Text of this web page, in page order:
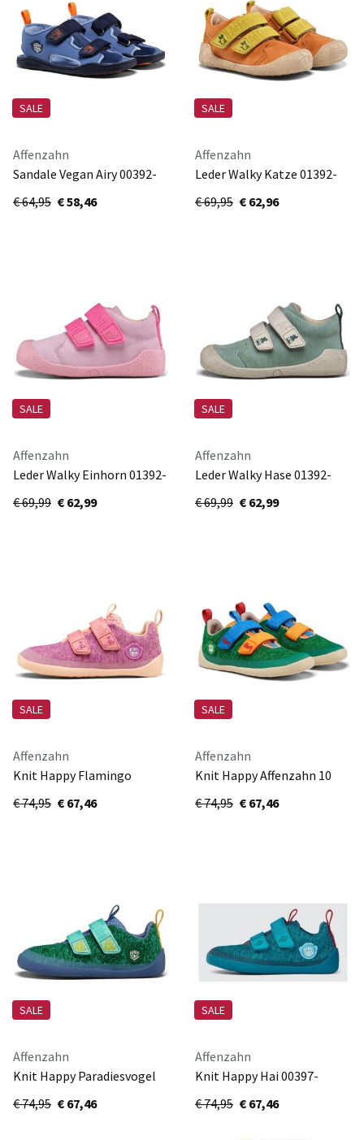
SALE
Affenzahn
Sandale Vegan Airy 00392-
30052
€ 64,95 € 58,46
SALE
Affenzahn
Leder Walky Katze 01392-
70109
€ 69,95 € 62,96
SALE
Affenzahn
Leder Walky Einhorn 01392-
40175
€ 69,99 € 62,99
SALE
Affenzahn
Leder Walky Hase 01392-
20153
€ 69,99 € 62,99
SALE
Affenzahn
Knit Happy Flamingo
00397-40060
€ 74,95 € 67,46
SALE
Affenzahn
Knit Happy Affenzahn 10
Jahre 00397-20016
€ 74,95 € 67,46
SALE
Affenzahn
Knit Happy Paradiesvogel
00397-20001-670
€ 74,95 € 67,46
SALE
Affenzahn
Knit Happy Hai 00397-
300009
€ 74,95 € 67,46